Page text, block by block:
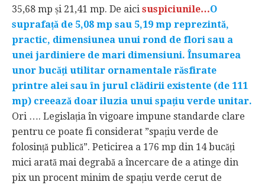
35,68 mp și 21,41 mp. De aici suspiciunile…O
suprafață de 5,08 mp sau 5,19 mp reprezintă,
practic, dimensiunea unui rond de flori sau a
unei jardiniere de mari dimensiuni. Însumarea
unor bucăți utilitar ornamentale răsfirate
printre alei sau în jurul clădirii existente (de 111
mp) creează doar iluzia unui spațiu verde unitar.
Ori …. Legislația în vigoare impune standarde clare
pentru ce poate fi considerat ”spațiu verde de
folosință publică”. Peticirea a 176 mp din 14 bucăți
mici arată mai degrabă a încercare de a atinge din
pix un procent minim de spațiu verde cerut de